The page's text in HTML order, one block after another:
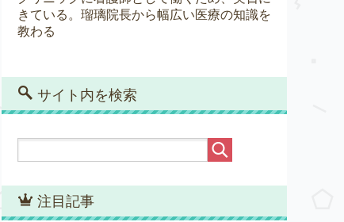
きている。瑠璃院長から幅広い医療の知識を
教わる
サイト内を検索
注目記事